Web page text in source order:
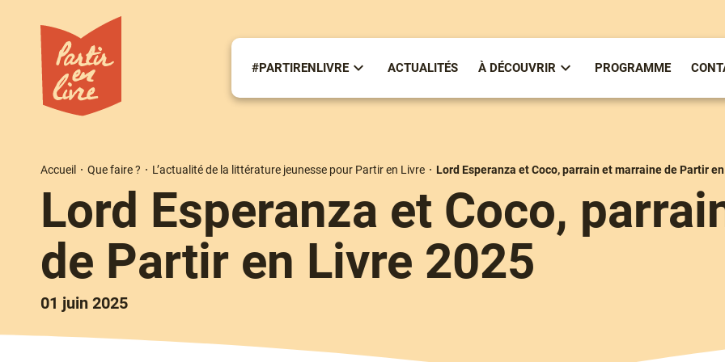
contenu
principal
#PARTIRENLIVRE
Sous-
#partirenlivre
ACTUALITÉS À DÉCOUVRIR
Sous-
À
PROGRAMME
d'Ariane
Accueil Que faire ? L’actualité de la littérature jeunesse pour Partir en Livre Lord Esperanza et Coco, parrain et marraine de Partir
Lord Esperanza et Coco,
de Partir en Livre 2025
01 juin 2025